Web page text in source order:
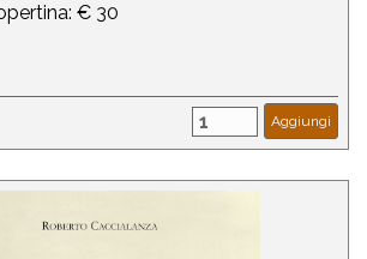
€ 30
Aggiungi